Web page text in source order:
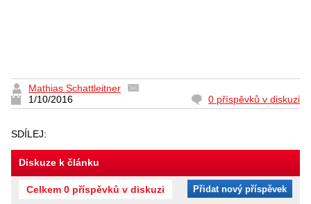
Mathias Schattleitner
1/10/2016
0 příspěvků v diskuzi
SDÍLEJ:
Diskuze k článku
Celkem 0 příspěvků v diskuzi Přidat nový příspěvek